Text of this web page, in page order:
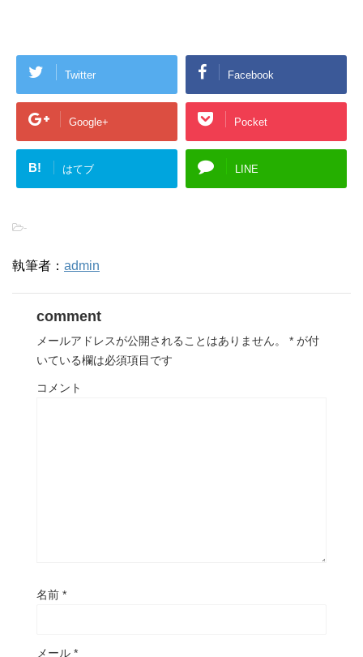
Twitter Facebook
Google+ Pocket
B! はてブ LINE
-
執筆者： admin
comment
メールアドレスが公開されることはありません。 * が付
いている欄は必須項目です
コメント
名前 *
メール *